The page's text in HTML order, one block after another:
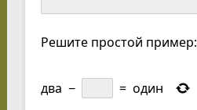
Решите простой пример:
два − = один